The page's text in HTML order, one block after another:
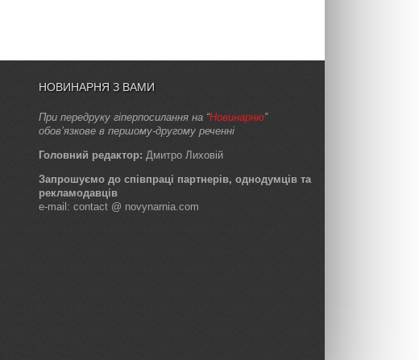
НОВИНАРНЯ З ВАМИ
При передруку гіперпосилання на “Новинарню”
обов’язкове в першому-другому реченні
Головний редактор: Дмитро Лиховій
Запрошуємо до співпраці партнерів, однодумців та
рекламодавців
e-mail: contact @ novynarnia.com